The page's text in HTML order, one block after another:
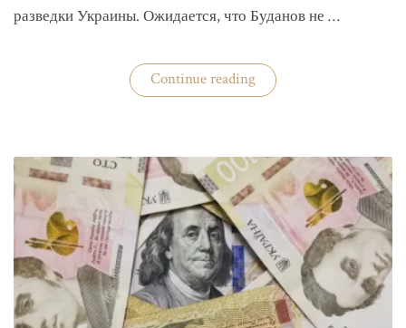
разведки Украины. Ожидается, что Буданов не …
Continue reading«Глава
ГУР
пост»